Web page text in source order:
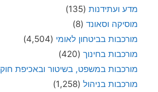
מדע ועתידנות (135)
מוסיקה וסאונד (8)
מורכבות בביטחון לאומי (4,504)
מורכבות בחינוך (420)
מורכבות במשפט, בשיטור ובאכיפת חוק
מורכבות בניהול (1,258)